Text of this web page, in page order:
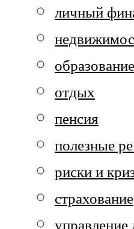
личный
образование
отдых
пенсия
полезные
риски и
страхование
управление